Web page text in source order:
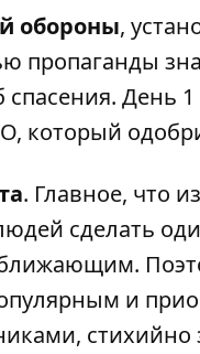
обороны,
пропаганды
День
который
. Главное, что
сделать
и